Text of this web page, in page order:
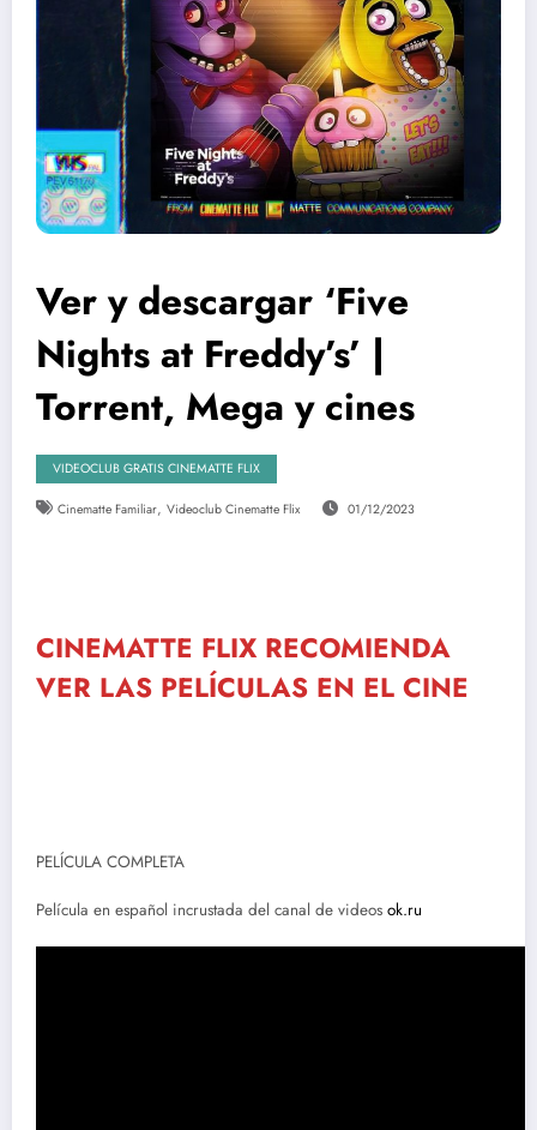
Ver y descargar ‘Five
Nights at Freddy’s’ |
Torrent, Mega y cines
VIDEOCLUB GRATIS CINEMATTE FLIX
Cinematte Familiar, Videoclub Cinematte Flix 01/12/2023
CINEMATTE FLIX RECOMIENDA
VER LAS PELÍCULAS EN EL CINE
PELÍCULA COMPLETA
Película en español incrustada del canal de videos ok.ru